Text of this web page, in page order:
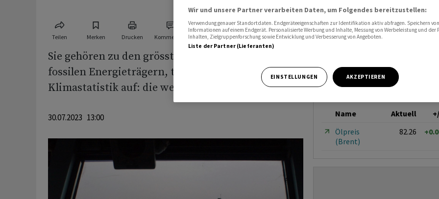
Teilen Merken Drucken Kommentare
Sie gehören zu den grössten Verbrauchern von
fossilen Energieträgern, tauchen aber in keiner
Klimastatistik auf: die weltweiten Streitkräfte.
30.07.2023 13:00 Name Aktuell
Ölpreis
(Brent)
82.26
Wir und unsere Partner verarbeiten Daten, um Folgendes bereitzustellen:
Verwendung genauer Standortdaten. Endgeräteeigenschaften zur Identifikation aktiv abfragen. Speichern
Informationen auf einem Endgerät. Personalisierte Werbung und Inhalte, Messung von Werbeleistung und der
Inhalten, Zielgruppenforschung sowie Entwicklung und Verbesserung von Angeboten.
Liste der Partner (Lieferanten)
EINSTELLUNGEN AKZEPTIEREN